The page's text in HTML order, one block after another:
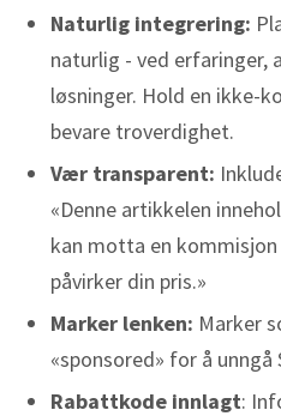
Naturlig integrering:
naturlig - ved erfaringer,
løsninger. Hold en ikke-
bevare troverdighet.
Vær transparent:
«Denne artikkelen
kan motta en
påvirker din pris.»
Marker lenken: Marker
«sponsored» for å unngå
Rabattkode innlagt: